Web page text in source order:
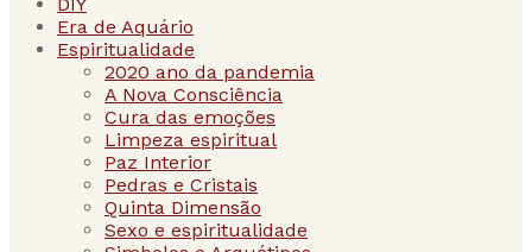
DIY
Era de Aquário
Espiritualidade
2020 ano da pandemia
A Nova Consciência
Cura das emoções
Limpeza espiritual
Paz Interior
Pedras e Cristais
Quinta Dimensão
Sexo e espiritualidade